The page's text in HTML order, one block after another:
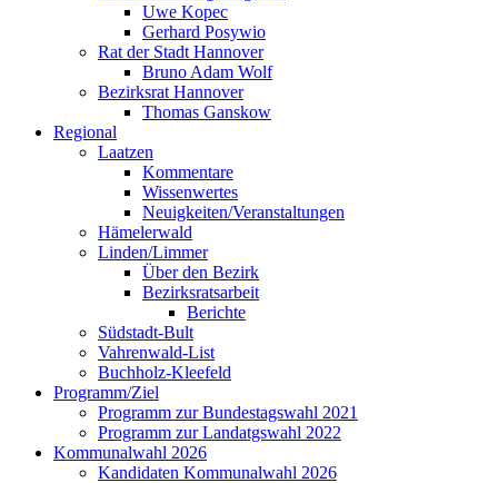
Uwe Kopec
Gerhard Posywio
Rat der Stadt Hannover
Bruno Adam Wolf
Bezirksrat Hannover
Thomas Ganskow
Regional
Laatzen
Kommentare
Wissenwertes
Neuigkeiten/Veranstaltungen
Hämelerwald
Linden/Limmer
Über den Bezirk
Bezirksratsarbeit
Berichte
Südstadt-Bult
Vahrenwald-List
Buchholz-Kleefeld
Programm/Ziel
Programm zur Bundestagswahl 2021
Programm zur Landatgswahl 2022
Kommunalwahl 2026
Kandidaten Kommunalwahl 2026